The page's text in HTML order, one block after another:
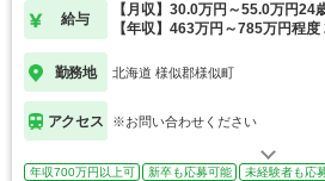
給与
【月収】30.0万円～55.0万円24
【年収】463万円～785万円程
勤務地 北海道 様似郡様似町
アクセス ※お問い合わせください
年収700万円以上可 新卒も応募可能 未経験者も応